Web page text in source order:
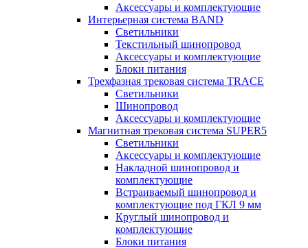
Аксессуары и комплектующие
Интерьерная система BAND
Светильники
Текстильный шинопровод
Аксессуары и комплектующие
Блоки питания
Трехфазная трековая система TRACE
Светильники
Шинопровод
Аксессуары и комплектующие
Магнитная трековая система SUPER5
Светильники
Аксессуары и комплектующие
Накладной шинопровод и
комплектующие
Встраиваемый шинопровод и
комплектующие под ГКЛ 9 мм
Круглый шинопровод и
комплектующие
Блоки питания